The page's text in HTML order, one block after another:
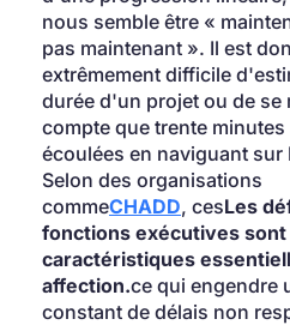
nous semble être «
pas maintenant ». Il est
extrêmement difficile
durée d'un projet ou de se
compte que trente
écoulées en naviguant sur
Selon des organisations
commeCHADD, cesLes
fonctions exécutives sont
caractéristiques
affection.ce qui engendre
constant de délais non